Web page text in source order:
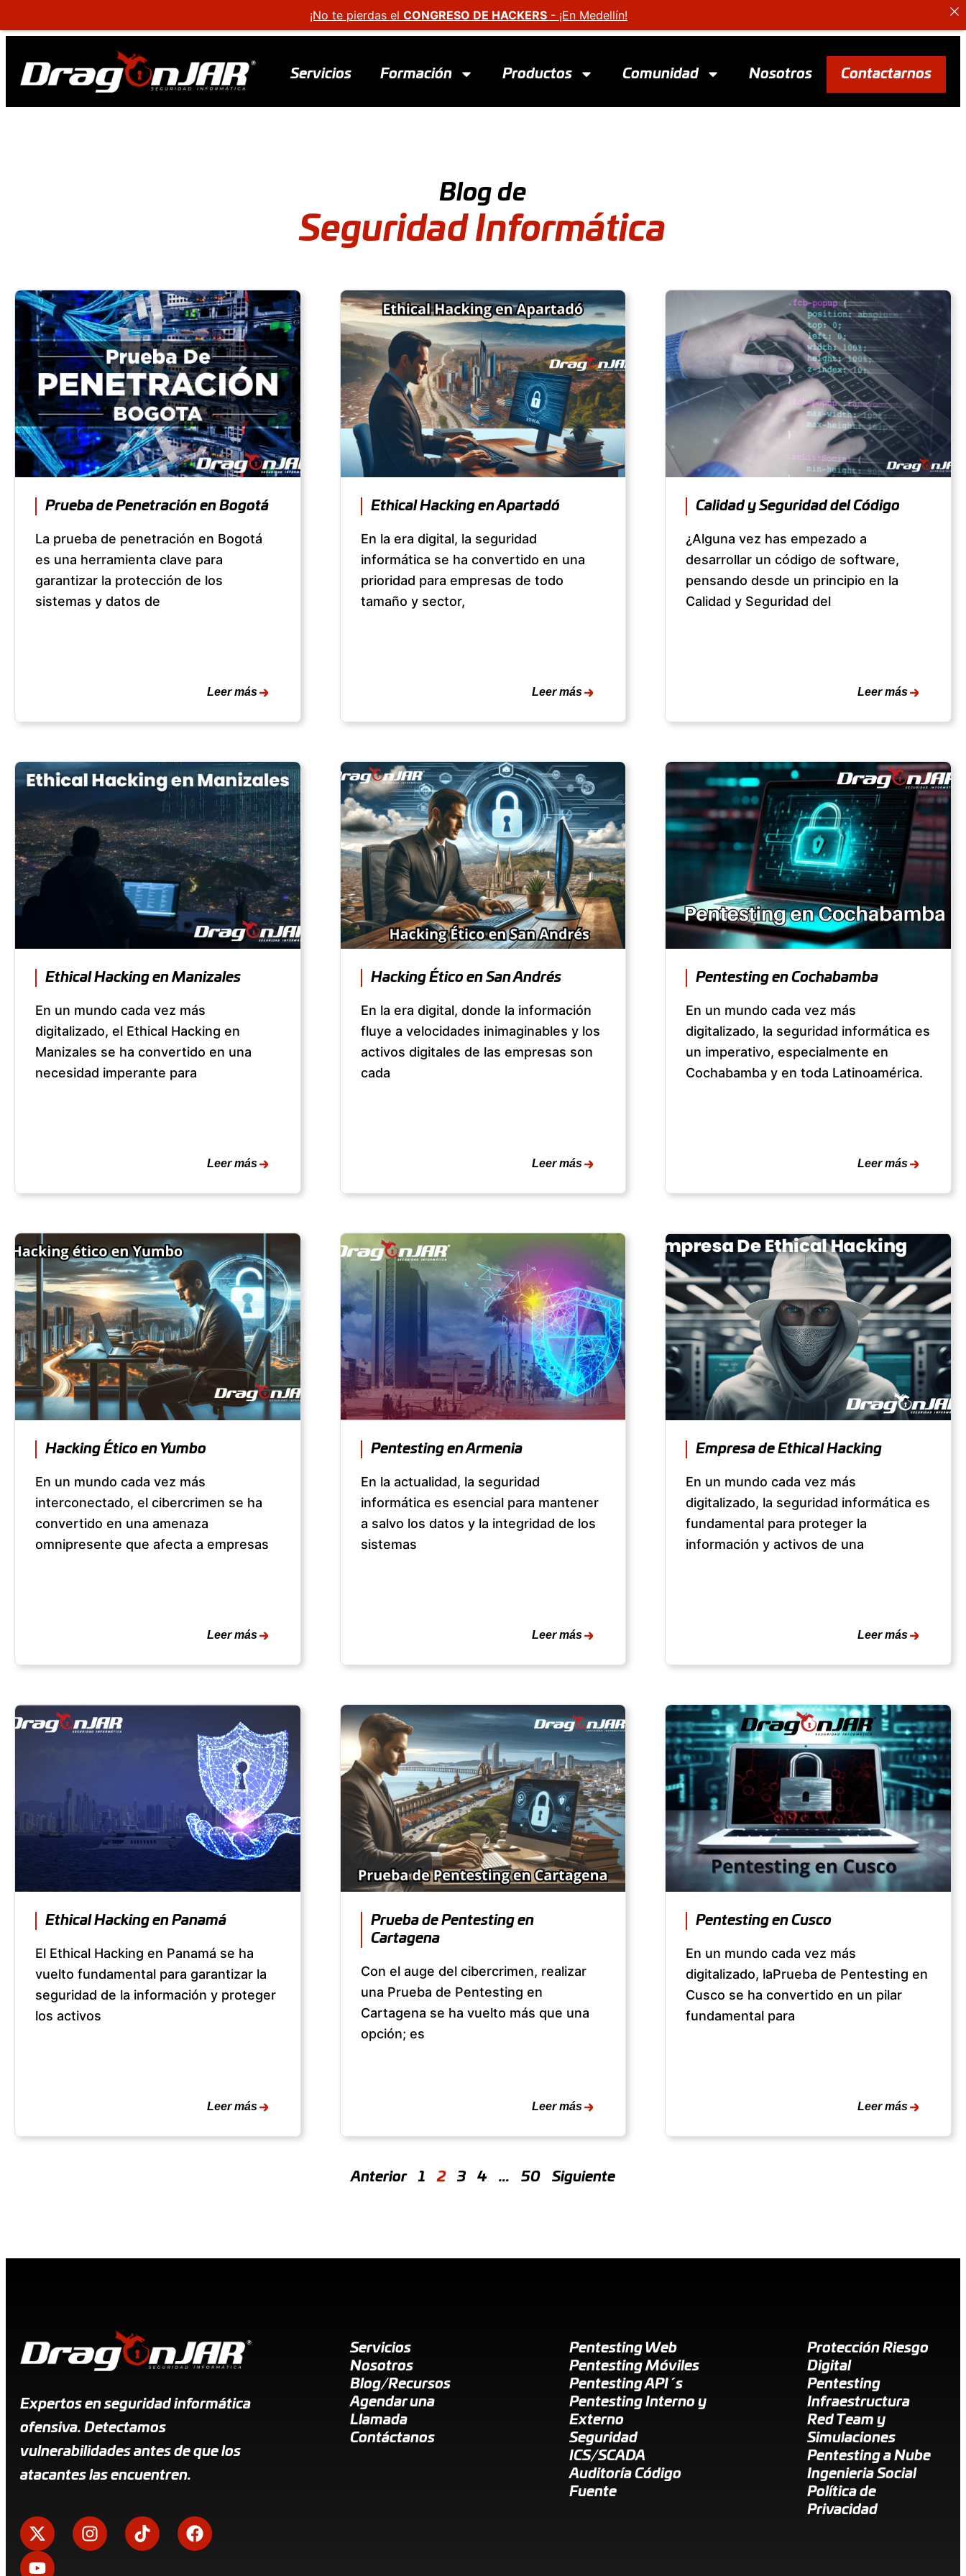
Servicios Formación Productos Comunidad Nosotros Contactarnos
Blog de
Seguridad Informática
Prueba de Penetración en Bogotá
La prueba de penetración en Bogotá
es una herramienta clave para
garantizar la protección de los
sistemas y datos de
Leer más
Ethical Hacking en Apartadó
En la era digital, la seguridad
informática se ha convertido en una
prioridad para empresas de todo
tamaño y sector,
Leer más
Calidad y Seguridad del Código
¿Alguna vez has empezado a
desarrollar un código de software,
pensando desde un principio en la
Calidad y Seguridad del
Leer más
Ethical Hacking en Manizales
En un mundo cada vez más
digitalizado, el Ethical Hacking en
Manizales se ha convertido en una
necesidad imperante para
Leer más
Hacking Ético en San Andrés
En la era digital, donde la información
fluye a velocidades inimaginables y los
activos digitales de las empresas son
cada
Leer más
Pentesting en Cochabamba
En un mundo cada vez más
digitalizado, la seguridad informática es
un imperativo, especialmente en
Cochabamba y en toda Latinoamérica.
Leer más
Hacking Ético en Yumbo
En un mundo cada vez más
interconectado, el cibercrimen se ha
convertido en una amenaza
omnipresente que afecta a empresas
Leer más
Pentesting en Armenia
En la actualidad, la seguridad
informática es esencial para mantener
a salvo los datos y la integridad de los
sistemas
Leer más
Empresa de Ethical Hacking
En un mundo cada vez más
digitalizado, la seguridad informática es
fundamental para proteger la
información y activos de una
Leer más
Ethical Hacking en Panamá
El Ethical Hacking en Panamá se ha
vuelto fundamental para garantizar la
seguridad de la información y proteger
los activos
Leer más
Prueba de Pentesting en
Cartagena
Con el auge del cibercrimen, realizar
una Prueba de Pentesting en
Cartagena se ha vuelto más que una
opción; es
Leer más
Pentesting en Cusco
En un mundo cada vez más
digitalizado, laPrueba de Pentesting en
Cusco se ha convertido en un pilar
fundamental para
Leer más
Anterior 1 2 3 4 … 50 Siguiente
Expertos en seguridad informática
ofensiva. Detectamos
vulnerabilidades antes de que los
atacantes las encuentren.
Servicios
Nosotros
Blog/Recursos
Agendar una
Llamada
Contáctanos
Pentesting Web
Pentesting Móviles
Pentesting API´s
Pentesting Interno y
Externo
Seguridad
ICS/SCADA
Auditoría Código
Fuente
Protección Riesgo
Digital
Pentesting
Infraestructura
Red Team y
Simulaciones
Pentesting a Nube
Ingenieria Social
Política de
Privacidad
¡No te pierdas el CONGRESO DE HACKERS - ¡En Medellín!